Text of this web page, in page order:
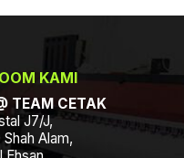
KAMI
TEAM CETAK
J7/J,
Alam,